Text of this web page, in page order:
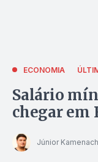
ECONOMIA
Salário
chegar em
Júnior Kamenach